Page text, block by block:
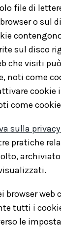
file di
o sul
sul disco
che visiti
noti come
cookie
come
sulla
pratiche
browser web
tutti i
le